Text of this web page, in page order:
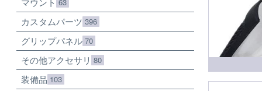
カスタムパーツ 396
グリップパネル 70
その他アクセサリ 80
装備品 103